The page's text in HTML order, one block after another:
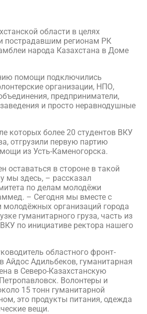
области в целях
пострадавшим регионам РК
народа Казахстана в Доме
помощи подключились
организации, НПО,
предприниматели,
и просто неравнодушные
которых более 20 студентов ВКУ
отгрузили первую партию
из Усть-Каменогорска.
оставаться в стороне в такой
мы здесь, – рассказал
по делам молодёжи
– Сегодня мы вместе с
молодёжных организаций города
гуманитарного груза, часть из
по инициативе ректора нашего
областного фронт-
Айдос Адильбеков, гуманитарная
в Северо-Казахстанскую
Волонтеры и
15 тонн гуманитарной
это продукты питания, одежда
вещи.